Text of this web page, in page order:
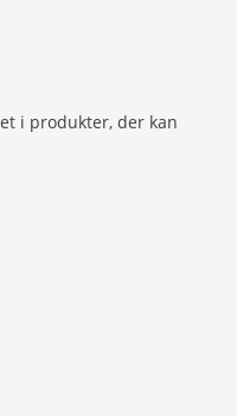
i produkter, der kan